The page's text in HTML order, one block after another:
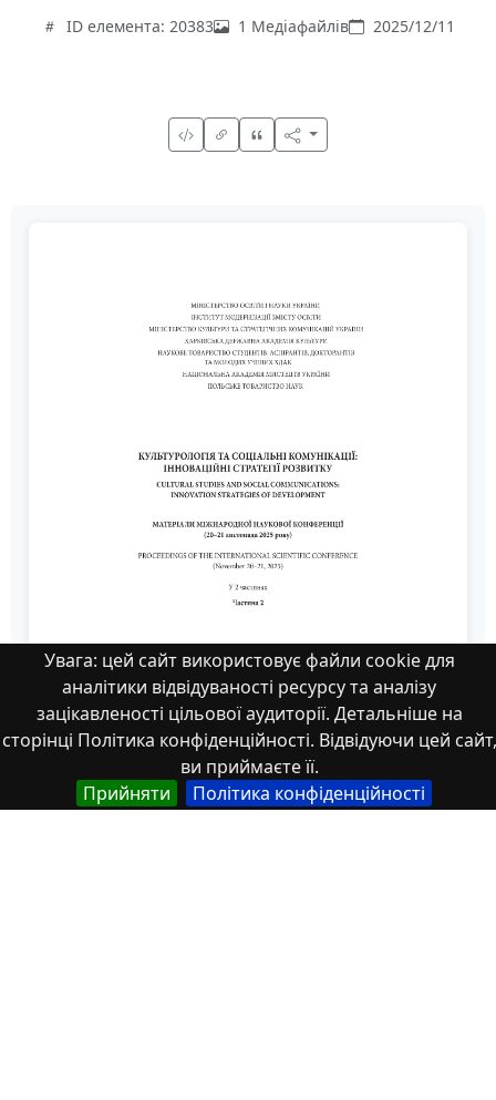
Увага: цей сайт використовує файли cookie для
аналітики відвідуваності ресурсу та аналізу
зацікавленості цільової аудиторії. Детальніше на
сторінці Політика конфіденційності. Відвідуючи цей сайт,
ви приймаєте її.
Прийняти
Політика конфіденційності
ID елемента: 20383 1 Медіафайлів 2025/12/11